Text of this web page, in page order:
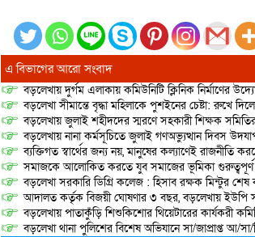
এ বিভাগের আরো সংবাদ
বড়লেখায় দুর্গম এলাকায় কমিউনিটি ক্লিনিক নির্মাণের
বড়লেখা সীমান্তে বৃদ্ধা মহিলাকে পুশইনের চেষ্টা: রুখে
বড়লেখায় জুলাই শহীদদের স্মরণে সহকারী শিক্ষক
বড়লেখায় নানা কর্মসূচিতে জুলাই গণঅভ্যুত্থান দিবস
ব্যক্তিগত স্বার্থের জন্য নয়, মানুষের কল্যাণেই
সমাজকে আলোকিত করতে যুব সমাজের ভূমিকা গুরুত্বপূর্ণ
বড়লেখা সরকারি ডিগ্রি কলেজ : হিসাব রক্ষক মিন্টুর শেষ
আদালত কর্তৃক বিজয়ী ঘোষণার ৩ বছর, বড়লেখায়
বড়লেখায় পাতাকুঁড়ি শিশুকিশোর থিয়েটারের কার্যকরী
বড়লেখা থানা পুলিশের বিশেষ অভিযানে সা/জাপ্রাপ্ত আ/